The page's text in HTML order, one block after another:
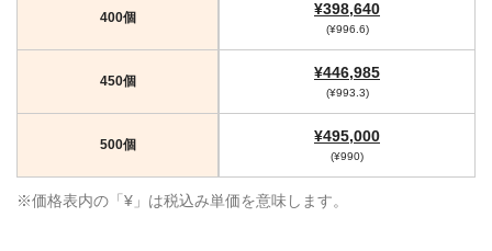
400個 ¥398,640
(¥996.6)
450個 ¥446,985
(¥993.3)
500個 ¥495,000
(¥990)
※価格表内の「¥」は税込み単価を意味します。